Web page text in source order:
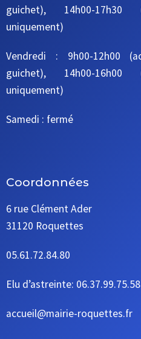
guichet), 14h00-17h30
uniquement)
Vendredi : 9h00-12h00
guichet), 14h00-16h00
uniquement)
Samedi : fermé
Coordonnées
6 rue Clément Ader
31120 Roquettes
05.61.72.84.80
Elu d’astreinte: 06.37.99.75.58
accueil@mairie-roquettes.fr